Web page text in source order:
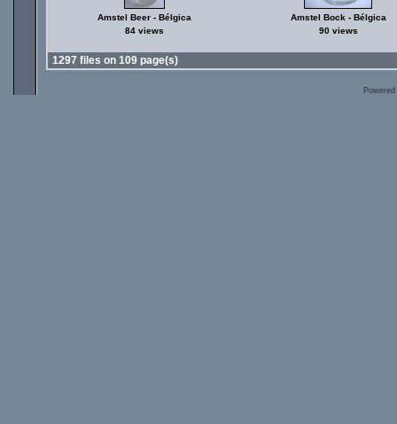
Amstel Beer - Bélgica
84 views
Amstel Bock - Bélgica
90 views
1297 files on 109 page(s)